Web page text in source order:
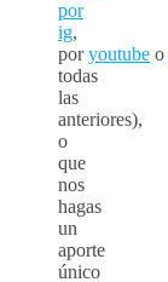
por
ig,
poryoutube o
todas
las
anteriores),
o
que
nos
hagas
un
aporte
único